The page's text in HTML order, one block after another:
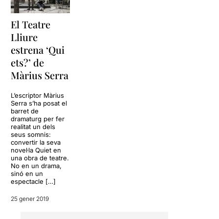
El Teatre
Lliure
estrena ‘Qui
ets?’ de
Màrius Serra
L’escriptor Màrius
Serra s’ha posat el
barret de
dramaturg per fer
realitat un dels
seus somnis:
convertir la seva
novel·la Quiet en
una obra de teatre.
No en un drama,
sinó en un
espectacle […]
25 gener 2019